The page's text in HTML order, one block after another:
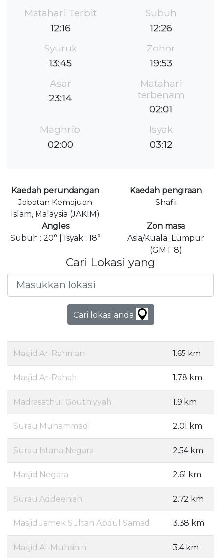
Matahari Terbit
12:16
Subuh
12:26
Syuruk
13:45
Zohor
19:53
Asar
23:14
Matahari
terbenam
02:01
Maghrib
02:00
Isyak
03:12
Kaedah perundangan
Jabatan Kemajuan
Islam, Malaysia (JAKIM)
Kaedah pengiraan
Shafii
Angles
Subuh : 20° | Isyak : 18°
Zon masa
Asia/Kuala_Lumpur
(GMT 8)
Cari Lokasi yang
Cari lokasi anda
Masjid Ar-Rahman 1.65 km
Masjid Ar-Rahah 1.78 km
Madrasathul Gouthiyyah 1.9 km
Surau Muhammadi 2.01 km
Surau Istana Negara 2.54 km
Masjid Negara 2.61 km
Surau Addeeniah 2.72 km
Masjid Jamek Sultan Abdul Samad 3.38 km
Masjid Al-Muhsinin 3.4 km